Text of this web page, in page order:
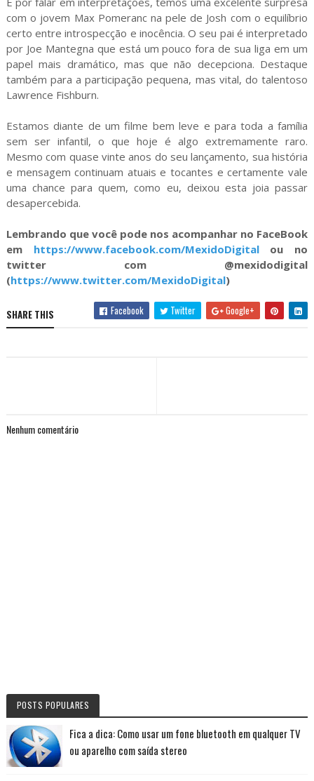
com o jovem Max Pomeranc na pele de Josh com o equilíbrio
certo entre introspecção e inocência. O seu pai é interpretado
por Joe Mantegna que está um pouco fora de sua liga em um
papel mais dramático, mas que não decepciona. Destaque
também para a participação pequena, mas vital, do talentoso
Lawrence Fishburn.
Estamos diante de um filme bem leve e para toda a família
sem ser infantil, o que hoje é algo extremamente raro.
Mesmo com quase vinte anos do seu lançamento, sua história
e mensagem continuam atuais e tocantes e certamente vale
uma chance para quem, como eu, deixou esta joia passar
desapercebida.
Lembrando que você pode nos acompanhar no FaceBook
em https://www.facebook.com/MexidoDigitalou no
twitter com @mexidodigital
(https://www.twitter.com/MexidoDigital)
SHARE THIS Facebook Twitter Google+
Nenhum comentário
POSTS POPULARES
Fica a dica: Como usar um fone bluetooth em qualquer TV
ou aparelho com saída stereo